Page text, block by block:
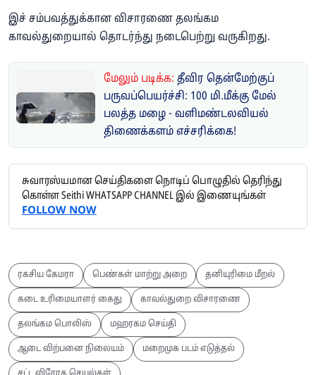
இச் சம்பவத்துக்கான விசாரணை தலங்கம
காவல்துறையால் தொடர்ந்து நடைபெற்று வருகிறது.
மேலும் படிக்க: தீவிர தென்மேற்குப்
பருவப்பெயர்ச்சி: 100 மி.மீக்கு மேல்
பலத்த மழை - வளிமண்டலவியல்
திணைக்களம் எச்சரிக்கை!
சுவாரஸ்யமான செய்திகளை நொடிப் பொழுதில் தெரிந்து
கொள்ள Seithi WHATSAPP CHANNEL இல் இணையுங்கள்
FOLLOW NOW
ரகசிய கேமரா பெண்கள் மாற்று அறை தனியுரிமை மீறல்
கடை உரிமையாளர் கைது காவல்துறை விசாரணை
தலங்கம பொலிஸ் மஹரகம செய்தி
ஆடை விற்பனை நிலையம் மறைமுக படம் எடுத்தல்